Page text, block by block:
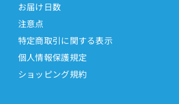
お届け日数
注意点
特定商取引に関する表示
個人情報保護規定
ショッピング規約